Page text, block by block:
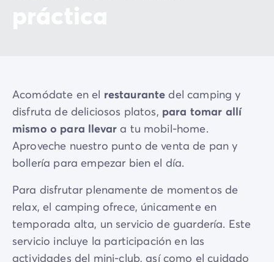
Acomódate en el restaurantedel camping y
disfruta de deliciosos platos, para tomar allí
mismo o para llevar a tu mobil-home.
Aproveche nuestro punto de venta de pan y
bollería para empezar bien el día.
Para disfrutar plenamente de momentos de
relax, el camping ofrece, únicamente en
temporada alta, un servicio de guardería. Este
servicio incluye la participación en las
actividades del mini-club, así como el cuidado